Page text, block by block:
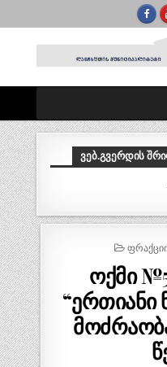
ᲕᲔᲑ.ᲒᲕᲔᲠᲓᲘᲡ
POSTED
ოქმი